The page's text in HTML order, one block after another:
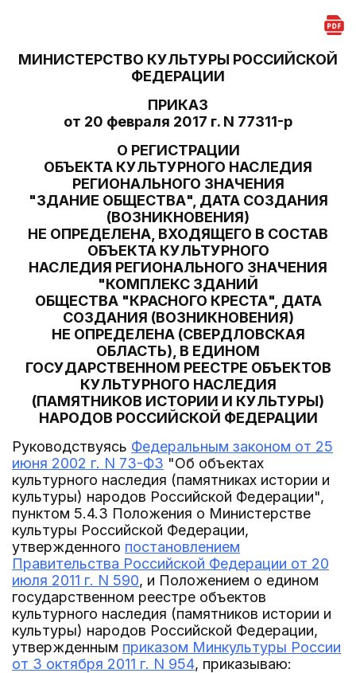
МИНИСТЕРСТВО КУЛЬТУРЫ РОССИЙСКОЙ
ФЕДЕРАЦИИ
ПРИКАЗ
от 20 февраля 2017 г. N 77311-р
О РЕГИСТРАЦИИ
ОБЪЕКТА КУЛЬТУРНОГО НАСЛЕДИЯ
РЕГИОНАЛЬНОГО ЗНАЧЕНИЯ
"ЗДАНИЕ ОБЩЕСТВА", ДАТА СОЗДАНИЯ
(ВОЗНИКНОВЕНИЯ)
НЕ ОПРЕДЕЛЕНА, ВХОДЯЩЕГО В СОСТАВ
ОБЪЕКТА КУЛЬТУРНОГО
НАСЛЕДИЯ РЕГИОНАЛЬНОГО ЗНАЧЕНИЯ
"КОМПЛЕКС ЗДАНИЙ
ОБЩЕСТВА "КРАСНОГО КРЕСТА", ДАТА
СОЗДАНИЯ (ВОЗНИКНОВЕНИЯ)
НЕ ОПРЕДЕЛЕНА (СВЕРДЛОВСКАЯ
ОБЛАСТЬ), В ЕДИНОМ
ГОСУДАРСТВЕННОМ РЕЕСТРЕ ОБЪЕКТОВ
КУЛЬТУРНОГО НАСЛЕДИЯ
(ПАМЯТНИКОВ ИСТОРИИ И КУЛЬТУРЫ)
НАРОДОВ РОССИЙСКОЙ ФЕДЕРАЦИИ
Руководствуясь Федеральным законом от 25
июня 2002 г. N 73-ФЗ "Об объектах
культурного наследия (памятниках истории и
культуры) народов Российской Федерации",
пунктом 5.4.3 Положения о Министерстве
культуры Российской Федерации,
утвержденного постановлением
Правительства Российской Федерации от 20
июля 2011 г. N 590, и Положением о едином
государственном реестре объектов
культурного наследия (памятников истории и
культуры) народов Российской Федерации,
утвержденным приказом Минкультуры России
от 3 октября 2011 г. N 954, приказываю: